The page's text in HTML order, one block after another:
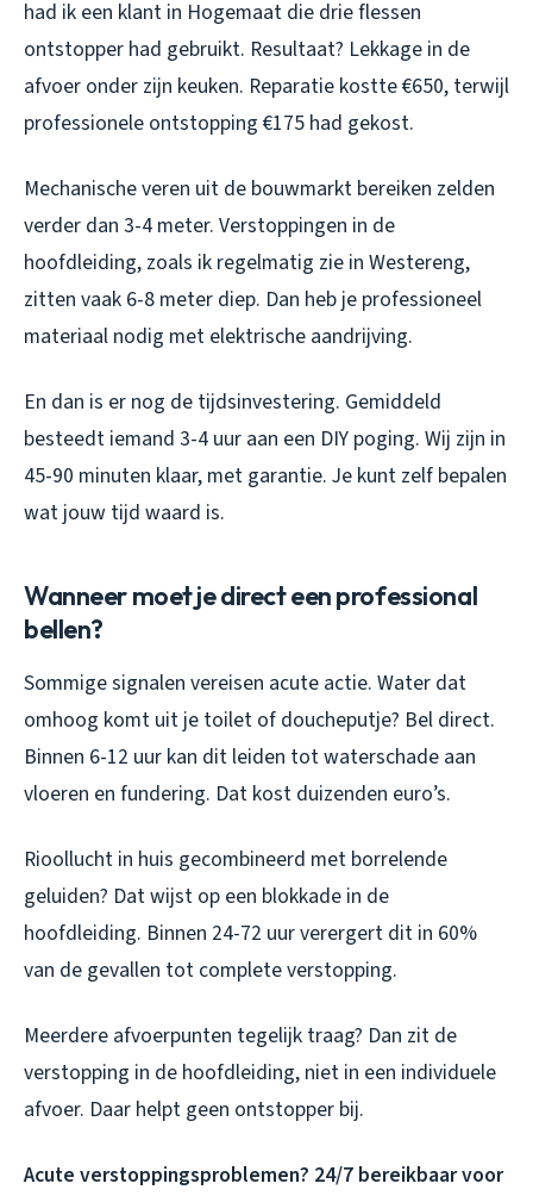
had ik een klant in Hogemaat die drie flessen
ontstopper had gebruikt. Resultaat? Lekkage in de
afvoer onder zijn keuken. Reparatie kostte €650, terwijl
professionele ontstopping €175 had gekost.
Mechanische veren uit de bouwmarkt bereiken zelden
verder dan 3-4 meter. Verstoppingen in de
hoofdleiding, zoals ik regelmatig zie in Westereng,
zitten vaak 6-8 meter diep. Dan heb je professioneel
materiaal nodig met elektrische aandrijving.
En dan is er nog de tijdsinvestering. Gemiddeld
besteedt iemand 3-4 uur aan een DIY poging. Wij zijn in
45-90 minuten klaar, met garantie. Je kunt zelf bepalen
wat jouw tijd waard is.
Wanneer moet je direct een professional
bellen?
Sommige signalen vereisen acute actie. Water dat
omhoog komt uit je toilet of doucheputje? Bel direct.
Binnen 6-12 uur kan dit leiden tot waterschade aan
vloeren en fundering. Dat kost duizenden euro’s.
Rioollucht in huis gecombineerd met borrelende
geluiden? Dat wijst op een blokkade in de
hoofdleiding. Binnen 24-72 uur verergert dit in 60%
van de gevallen tot complete verstopping.
Meerdere afvoerpunten tegelijk traag? Dan zit de
verstopping in de hoofdleiding, niet in een individuele
afvoer. Daar helpt geen ontstopper bij.
Acute verstoppingsproblemen? 24/7 bereikbaar voor